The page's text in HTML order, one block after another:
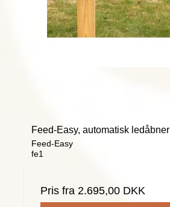
Feed-Easy, automatisk ledåbner
Feed-Easy
fe1
Pris fra 2.695,00 DKK